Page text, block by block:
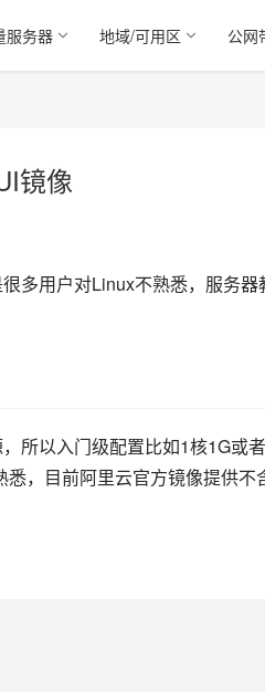
服务器 地域/可用区 公网
镜像
多用户对Linux不熟悉，服务
所以入门级配置比如1核1G或
，目前阿里云官方镜像提供不